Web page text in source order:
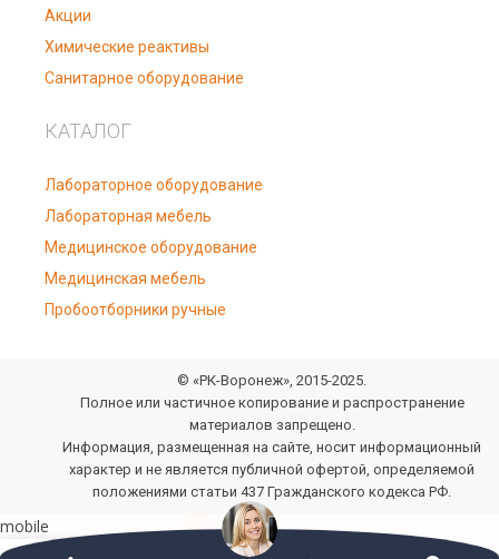
Акции
Химические реактивы
Санитарное оборудование
КАТАЛОГ
Лабораторное оборудование
Лабораторная мебель
Медицинское оборудование
Медицинская мебель
Пробоотборники ручные
© «РК-Воронеж», 2015-2025.
Полное или частичное копирование и распространение
материалов запрещено.
Информация, размещенная на сайте, носит информационный
характер и не является публичной офертой, определяемой
положениями статьи 437 Гражданского кодекса РФ.